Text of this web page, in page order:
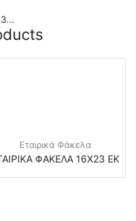
Εταιρικά Φάκελα
ΦΑΚΕΛΑ 16Χ23 ΕΚ